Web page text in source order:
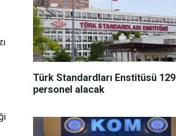
Türk Standardları Enstitüsü 129
personel alacak